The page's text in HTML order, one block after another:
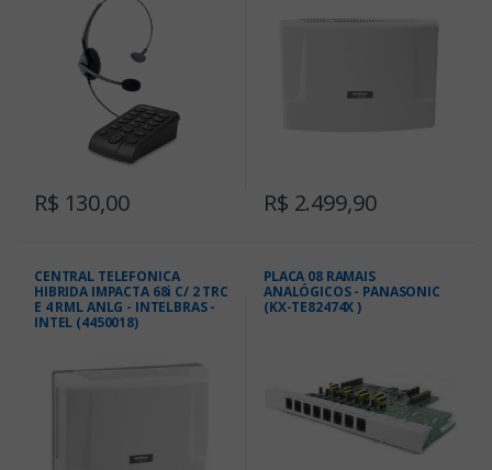
R$ 130,00 R$ 2.499,90
CENTRAL TELEFONICA
HIBRIDA IMPACTA 68i C/ 2 TRC
E 4 RML ANLG - INTELBRAS -
INTEL (4450018)
PLACA 08 RAMAIS
ANALÓGICOS - PANASONIC
(KX-TE82474X )